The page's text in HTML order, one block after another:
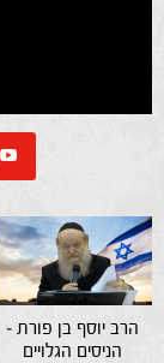
הרב יוסף בן פורת –
הניסים הגלויים